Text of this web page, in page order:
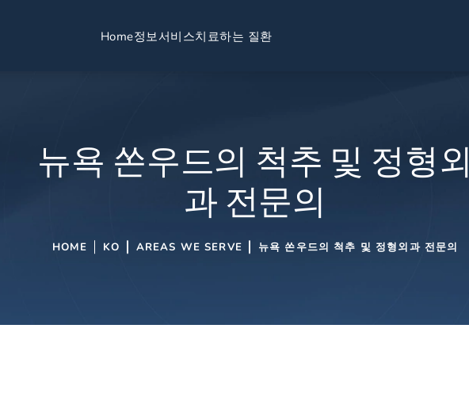
Home정보서비스치료하는 질환
뉴욕 쏜우드의 척추 및 정형외
과 전문의
HOME KO AREAS WE SERVE 뉴욕 쏜우드의 척추 및 정형외과 전문의